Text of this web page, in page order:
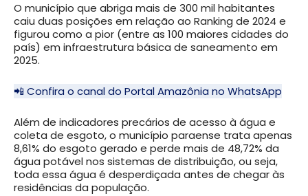
O município que abriga mais de 300 mil habitantes
caiu duas posições em relação ao Ranking de 2024 e
figurou como a pior (entre as 100 maiores cidades do
país) em infraestrutura básica de saneamento em
2025.
📲 Confira o canal do Portal Amazônia no WhatsApp
Além de indicadores precários de acesso à água e
coleta de esgoto, o município paraense trata apenas
8,61% do esgoto gerado e perde mais de 48,72% da
água potável nos sistemas de distribuição, ou seja,
toda essa água é desperdiçada antes de chegar às
residências da população.